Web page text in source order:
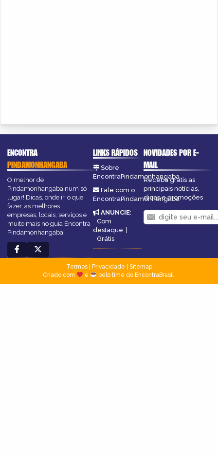
ENCONTRA
PINDAMONHANGABA
O melhor de
Pindamonhangaba num só
lugar! Dicas, onde ir, o que
fazer, as melhores
empresas, locais, serviços e
muito mais no guia Encontra
Pindamonhangaba.
LINKS RÁPIDOS
Sobre
EncontraPindamonhangaba
Fale com o
EncontraPindamonhangaba
ANUNCIE:
Com
destaque
Grátis
NOVIDADES POR E-
MAIL
Receba grátis as
principais notícias,
dicas e promoções
Termos| Privacidade
Sitemap
Criado com
e pelo time do EncontraBrasil